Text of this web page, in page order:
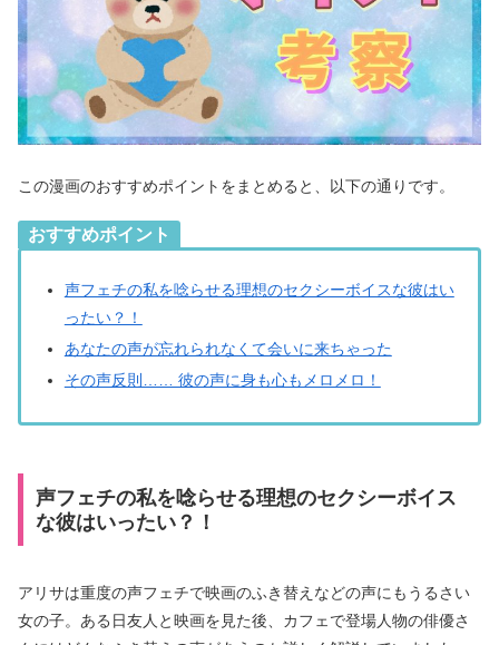
この漫画のおすすめポイントをまとめると、以下の通りです。
おすすめポイント
声フェチの私を唸らせる理想のセクシーボイスな彼はい
ったい？！
あなたの声が忘れられなくて会いに来ちゃった
その声反則…… 彼の声に身も心もメロメロ！
声フェチの私を唸らせる理想のセクシーボイス
な彼はいったい？！
アリサは重度の声フェチで映画のふき替えなどの声にもうるさい
女の子。ある日友人と映画を見た後、カフェで登場人物の俳優さ